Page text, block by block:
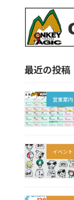
最近の投稿
営業案内
イベント